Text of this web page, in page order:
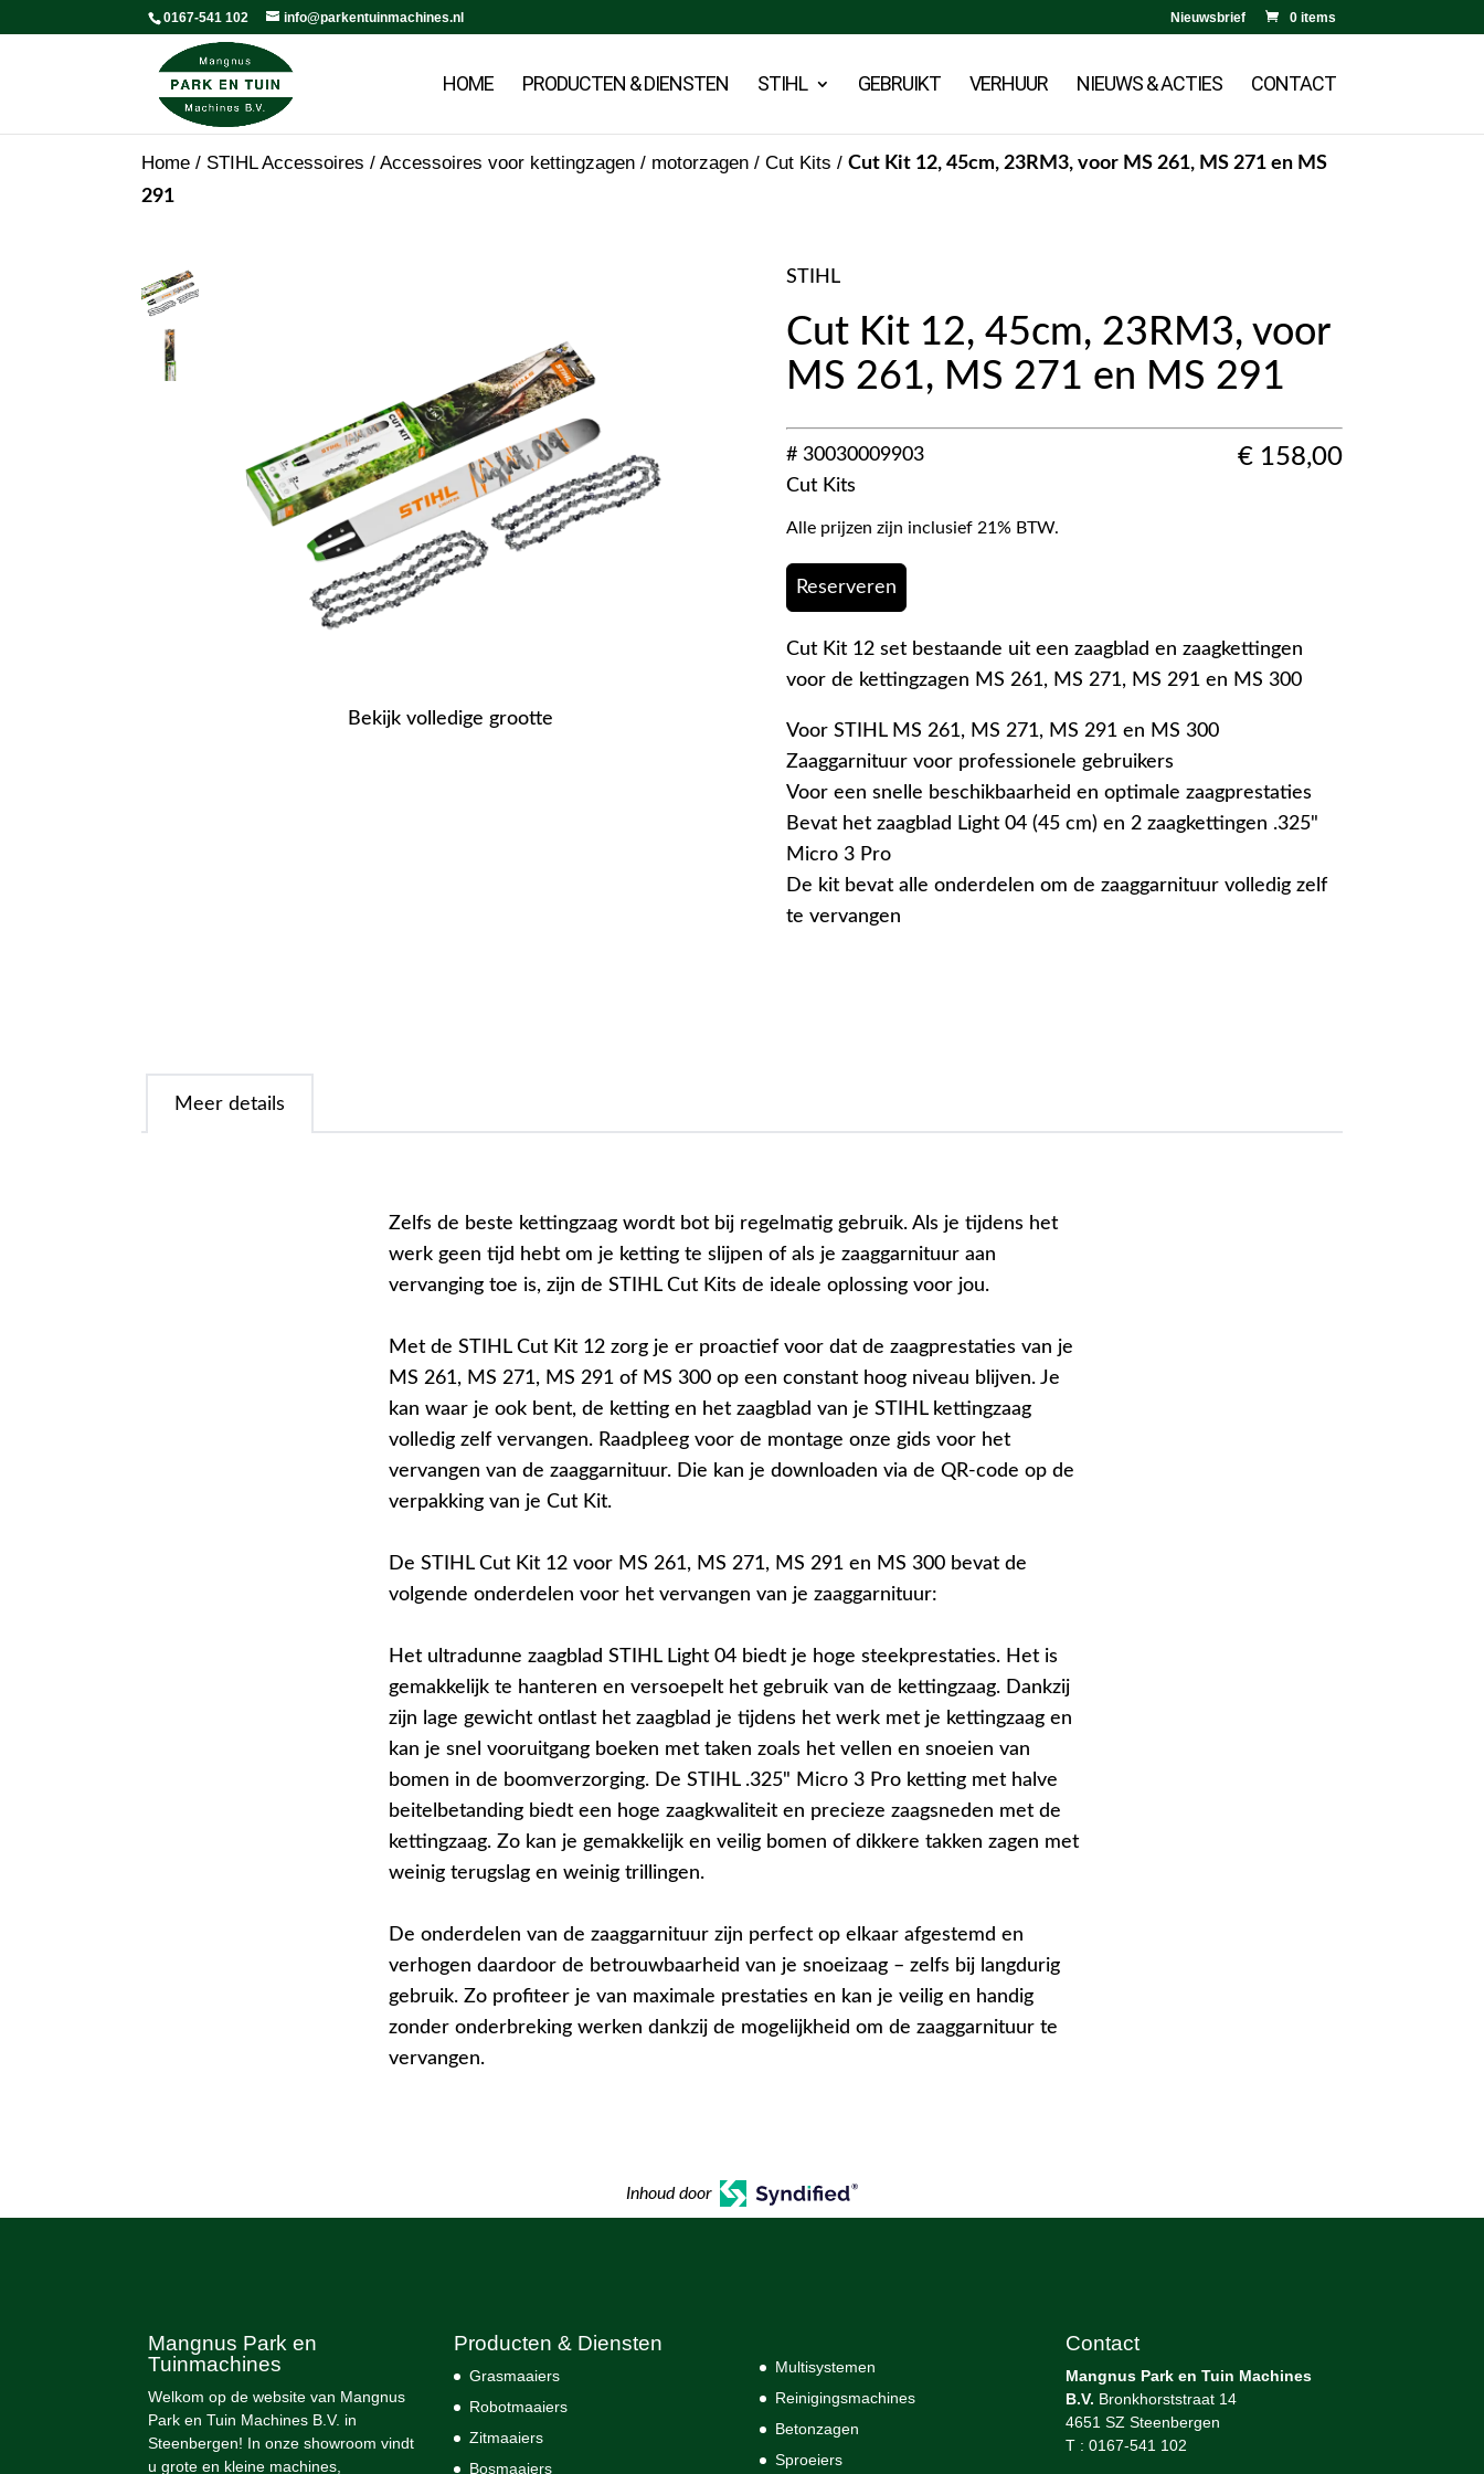
0167-541 102 info@parkentuinmachines.nl Nieuwsbrief 0 items
HOME PRODUCTEN & DIENSTEN STIHL GEBRUIKT VERHUUR NIEUWS & ACTIES CONTACT
Home / STIHL Accessoires / Accessoires voor kettingzagen / motorzagen / Cut Kits / Cut Kit 12, 45cm, 23RM3, voor MS 261, MS 271 en MS
291
Bekijk volledige grootte
STIHL
Cut Kit 12, 45cm, 23RM3, voor
MS 261, MS 271 en MS 291
# 30030009903
Cut Kits
€ 158,00
Alle prijzen zijn inclusief 21% BTW.
Reserveren
Cut Kit 12 set bestaande uit een zaagblad en zaagkettingen
voor de kettingzagen MS 261, MS 271, MS 291 en MS 300
Voor STIHL MS 261, MS 271, MS 291 en MS 300
Zaaggarnituur voor professionele gebruikers
Voor een snelle beschikbaarheid en optimale zaagprestaties
Bevat het zaagblad Light 04 (45 cm) en 2 zaagkettingen .325"
Micro 3 Pro
De kit bevat alle onderdelen om de zaaggarnituur volledig zelf
te vervangen
Meer details
Zelfs de beste kettingzaag wordt bot bij regelmatig gebruik. Als je tijdens het
werk geen tijd hebt om je ketting te slijpen of als je zaaggarnituur aan
vervanging toe is, zijn de STIHL Cut Kits de ideale oplossing voor jou.
Met de STIHL Cut Kit 12 zorg je er proactief voor dat de zaagprestaties van je
MS 261, MS 271, MS 291 of MS 300 op een constant hoog niveau blijven. Je
kan waar je ook bent, de ketting en het zaagblad van je STIHL kettingzaag
volledig zelf vervangen. Raadpleeg voor de montage onze gids voor het
vervangen van de zaaggarnituur. Die kan je downloaden via de QR-code op de
verpakking van je Cut Kit.
De STIHL Cut Kit 12 voor MS 261, MS 271, MS 291 en MS 300 bevat de
volgende onderdelen voor het vervangen van je zaaggarnituur:
Het ultradunne zaagblad STIHL Light 04 biedt je hoge steekprestaties. Het is
gemakkelijk te hanteren en versoepelt het gebruik van de kettingzaag. Dankzij
zijn lage gewicht ontlast het zaagblad je tijdens het werk met je kettingzaag en
kan je snel vooruitgang boeken met taken zoals het vellen en snoeien van
bomen in de boomverzorging. De STIHL .325" Micro 3 Pro ketting met halve
beitelbetanding biedt een hoge zaagkwaliteit en precieze zaagsneden met de
kettingzaag. Zo kan je gemakkelijk en veilig bomen of dikkere takken zagen met
weinig terugslag en weinig trillingen.
De onderdelen van de zaaggarnituur zijn perfect op elkaar afgestemd en
verhogen daardoor de betrouwbaarheid van je snoeizaag – zelfs bij langdurig
gebruik. Zo profiteer je van maximale prestaties en kan je veilig en handig
zonder onderbreking werken dankzij de mogelijkheid om de zaaggarnituur te
vervangen.
Inhoud door
Mangnus Park en
Tuinmachines
Welkom op de website van Mangnus
Park en Tuin Machines B.V. in
Steenbergen! In onze showroom vindt
u grote en kleine machines,
Producten & Diensten
Grasmaaiers
Robotmaaiers
Zitmaaiers
Bosmaaiers
Multisystemen
Reinigingsmachines
Betonzagen
Sproeiers
Contact
Mangnus Park en Tuin Machines
B.V. Bronkhorststraat 14
4651 SZ Steenbergen
T : 0167-541 102